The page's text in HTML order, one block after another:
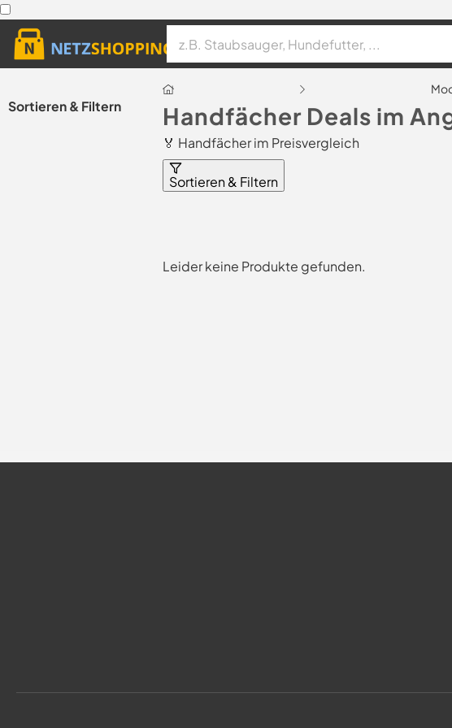
Sortieren & Filtern Handfächer Deals im
🏅 Handfächer im Preisvergleich
Sortieren & Filtern
Leider keine Produkte gefunden.